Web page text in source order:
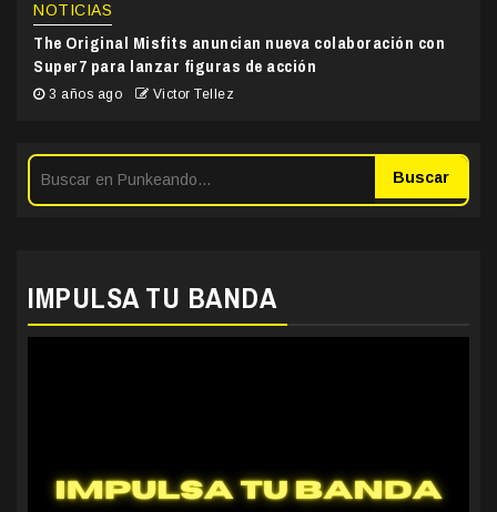
NOTICIAS
The Original Misfits anuncian nueva colaboración con
Super7 para lanzar figuras de acción
3 años ago Victor Tellez
Buscar
IMPULSA TU BANDA